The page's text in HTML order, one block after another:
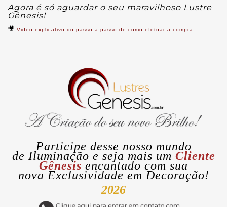
Agora é só aguardar o seu maravilhoso Lustre
Gênesis!
🎥 Video explicativo do passo a passo de como efetuar a compra
Participe desse nosso mundo
de Iluminação e seja mais um Cliente
Gênesis encantado com sua
nova Exclusividade em Decoração!
2026